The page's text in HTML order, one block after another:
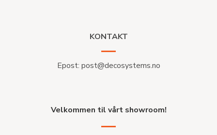
KONTAKT
Epost: post@decosystems.no
Velkommen til vårt showroom!